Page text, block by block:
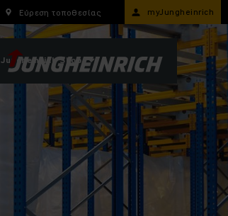
Εύρεση τοποθεσίας myJungheinrich
Jungheinrich Shop